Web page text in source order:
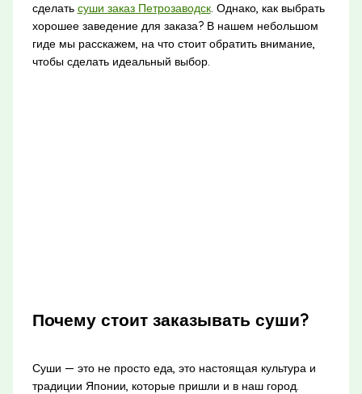
сделать суши заказ Петрозаводск. Однако, как выбрать
хорошее заведение для заказа? В нашем небольшом
гиде мы расскажем, на что стоит обратить внимание,
чтобы сделать идеальный выбор.
Почему стоит заказывать суши?
Суши — это не просто еда, это настоящая культура и
традиции Японии, которые пришли и в наш город.